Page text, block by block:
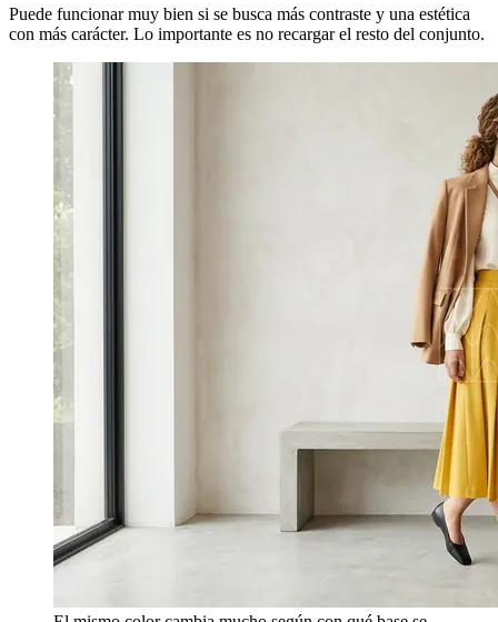
Puede funcionar muy bien si se busca más contraste y una estética
con más carácter. Lo importante es no recargar el resto del conjunto.